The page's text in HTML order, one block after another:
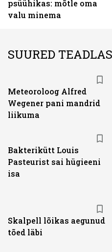
psüühikas: mõtle oma
valu minema
SUURED
Meteoroloog Alfred
Wegener pani mandrid
liikuma
Bakterikütt Louis
Pasteurist sai hügieeni
isa
Skalpell lõikas aegunud
tõed läbi